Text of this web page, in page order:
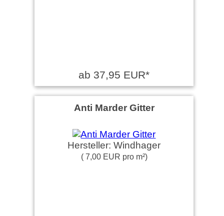
ab 37,95 EUR*
Anti Marder Gitter
Hersteller: Windhager
( 7,00 EUR pro m²)